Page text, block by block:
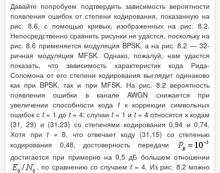
Давайте попробуем подтвердить зависимость вероятности
появления ошибок от степени кодирования, показанную на
рис. 8.6, с помощью кривых, изображенных на рис. 8.2.
Непосредственно сравнить рисунки не удастся, поскольку на
рис. 8.6 применяется модуляция BPSK, а на рис. 8.2 — 32-
ричная модуляция MFSK. Однако, пожалуй, нам удастся
показать, что зависимость характеристик кода Рида-
Соломона от его степени кодирования выглядит одинаково
как при BPSK, так и при MFSK. На рис. 8.2 вероятность
появления ошибки в канале AWGN снижается при
увеличении способности кода tк коррекции символьных
ошибок с t= 1 до t= 4; случаи t= 1 и t= 4 относятся к кодам
(31, 29) и (31,23) со степенями кодирования 0,94 и 0,74.
Хотя при t= 8, что отвечает коду (31,15) со степенью
кодирования 0,48, достоверность передачи
достигается при примерно на 0,5 дБ большем отношении
, по сравнению со случаем t= 4. Из рис. 8.2 можно